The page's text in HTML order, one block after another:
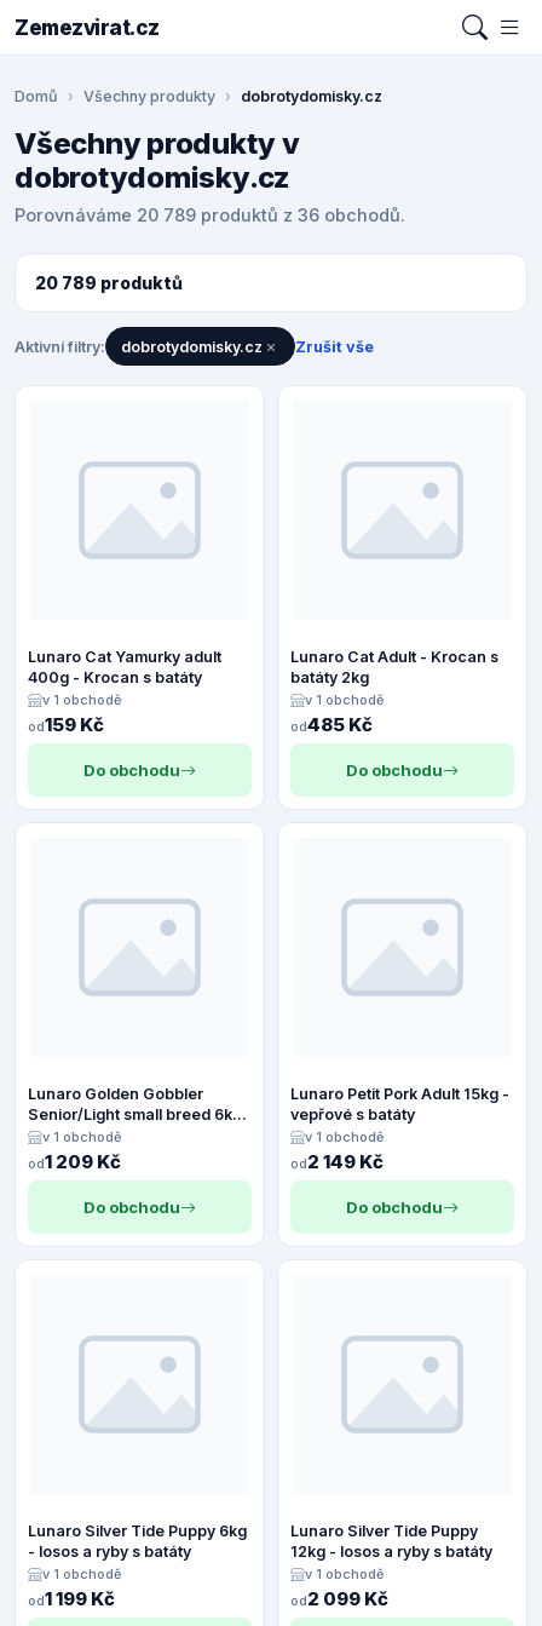
Zemezvirat.cz
Domů Všechny produkty dobrotydomisky.cz
Všechny produkty v
dobrotydomisky.cz
Porovnáváme 20 789 produktů z 36 obchodů.
20 789 produktů
Aktivní filtry: dobrotydomisky.cz Zrušit vše
Lunaro Cat Yamurky adult
400g - Krocan s batáty
v 1 obchodě
od159 Kč
Do obchodu
Lunaro Cat Adult - Krocan s
batáty 2kg
v 1 obchodě
od485 Kč
Do obchodu
Lunaro Golden Gobbler
Senior/Light small breed 6kg
- Krocan s batáty
v 1 obchodě
od1 209 Kč
Do obchodu
Lunaro Petit Pork Adult 15kg -
vepřové s batáty
v 1 obchodě
od2 149 Kč
Do obchodu
Lunaro Silver Tide Puppy 6kg
- losos a ryby s batáty
v 1 obchodě
od1 199 Kč
Lunaro Silver Tide Puppy
12kg - losos a ryby s batáty
v 1 obchodě
od2 099 Kč